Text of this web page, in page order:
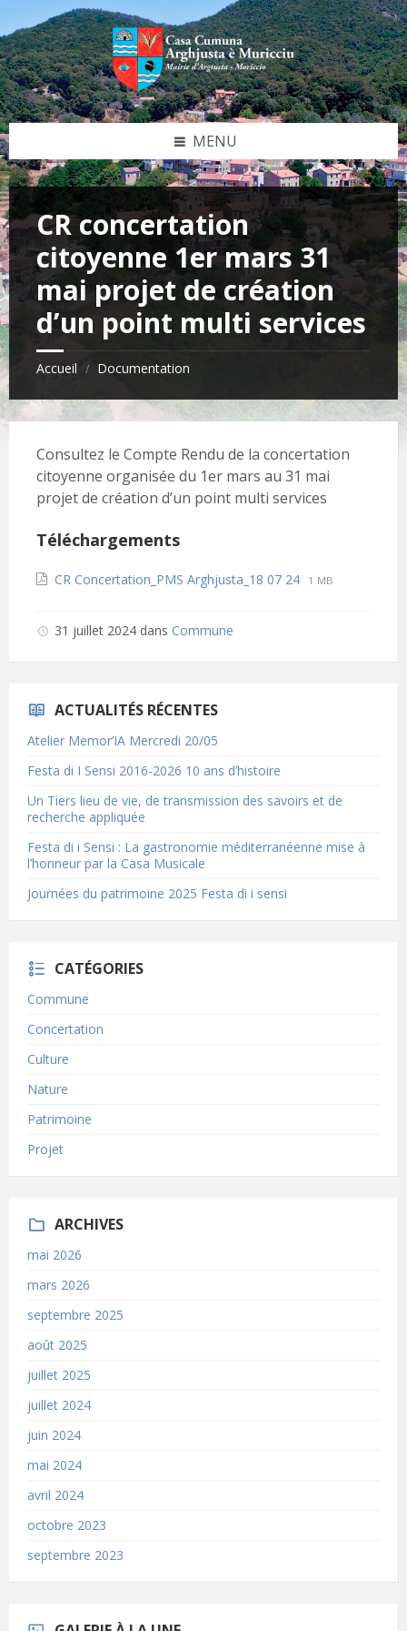
content
left
sidebar
right
sidebar
footer
MENU
CR concertation
citoyenne 1er mars 31
mai projet de création
d’un point multi services
Accueil / Documentation
Consultez le Compte Rendu de la concertation
citoyenne organisée du 1er mars au 31 mai
projet de création d’un point multi services
Téléchargements
CR Concertation_PMS Arghjusta_18 07 24 File
File
1 MB
31 juillet 2024 dans Commune
ACTUALITÉS RÉCENTES
Atelier Memor’IA Mercredi 20/05
Festa di I Sensi 2016-2026 10 ans d’histoire
Un Tiers lieu de vie, de transmission des savoirs et de
recherche appliquée
Festa di i Sensi : La gastronomie méditerranéenne mise à
l’honneur par la Casa Musicale
Journées du patrimoine 2025 Festa di i sensi
CATÉGORIES
Commune
Concertation
Culture
Nature
Patrimoine
Projet
ARCHIVES
mai 2026
mars 2026
septembre 2025
août 2025
juillet 2025
juillet 2024
juin 2024
mai 2024
avril 2024
octobre 2023
septembre 2023